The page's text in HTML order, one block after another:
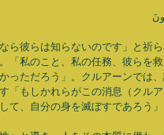
ら彼らは知らないのです」と祈
「私のこと、私の任務、彼らを
っただろう」。クルアーンでは
「もしかれらがこの消息（クル
て、自分の身を滅ぼすであろう